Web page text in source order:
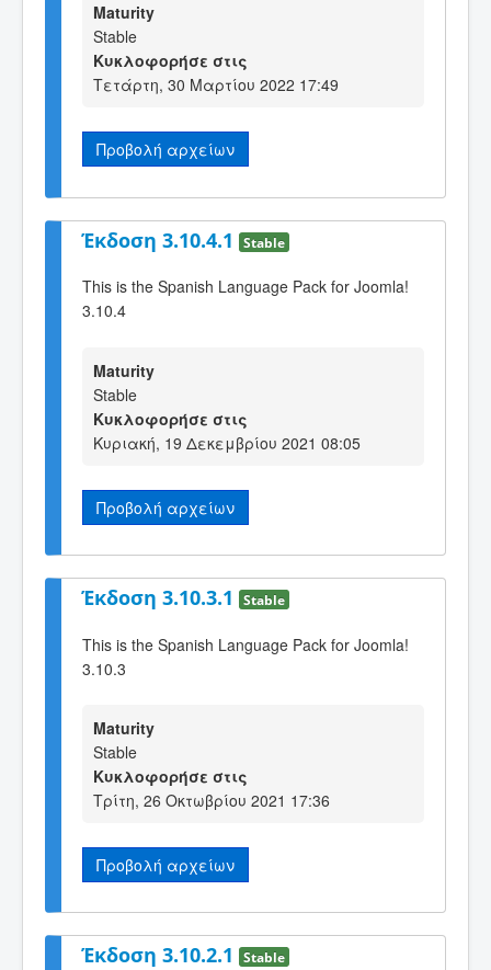
Maturity
Stable
Κυκλοφορήσε στις
Τετάρτη, 30 Μαρτίου 2022 17:49
Προβολή αρχείων
Έκδοση 3.10.4.1 Stable
This is the Spanish Language Pack for Joomla!
3.10.4
Maturity
Stable
Κυκλοφορήσε στις
Κυριακή, 19 Δεκεμβρίου 2021 08:05
Προβολή αρχείων
Έκδοση 3.10.3.1 Stable
This is the Spanish Language Pack for Joomla!
3.10.3
Maturity
Stable
Κυκλοφορήσε στις
Τρίτη, 26 Οκτωβρίου 2021 17:36
Προβολή αρχείων
Έκδοση 3.10.2.1 Stable